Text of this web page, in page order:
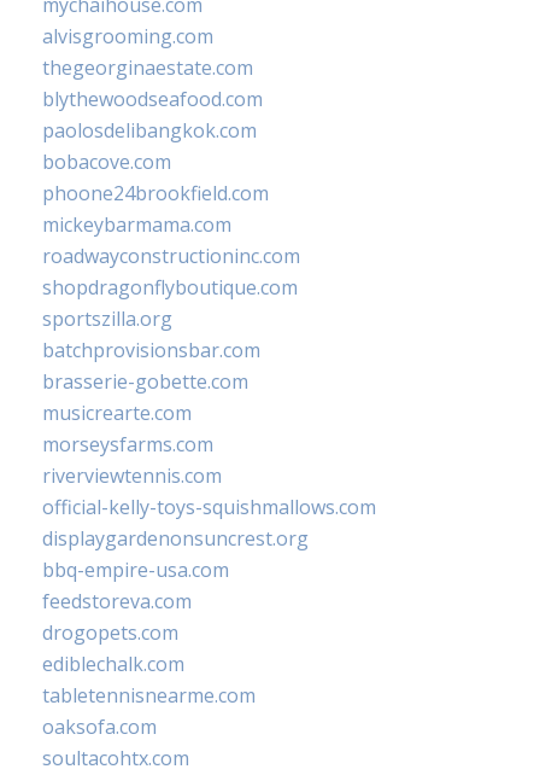
alvisgrooming.com
thegeorginaestate.com
blythewoodseafood.com
paolosdelibangkok.com
bobacove.com
phoone24brookfield.com
mickeybarmama.com
roadwayconstructioninc.com
shopdragonflyboutique.com
sportszilla.org
batchprovisionsbar.com
brasserie-gobette.com
musicrearte.com
morseysfarms.com
riverviewtennis.com
official-kelly-toys-squishmallows.com
displaygardenonsuncrest.org
bbq-empire-usa.com
feedstoreva.com
drogopets.com
ediblechalk.com
tabletennisnearme.com
oaksofa.com
soultacohtx.com